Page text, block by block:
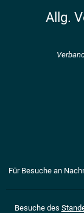
Allg.
Für Besuche an
Besuche des